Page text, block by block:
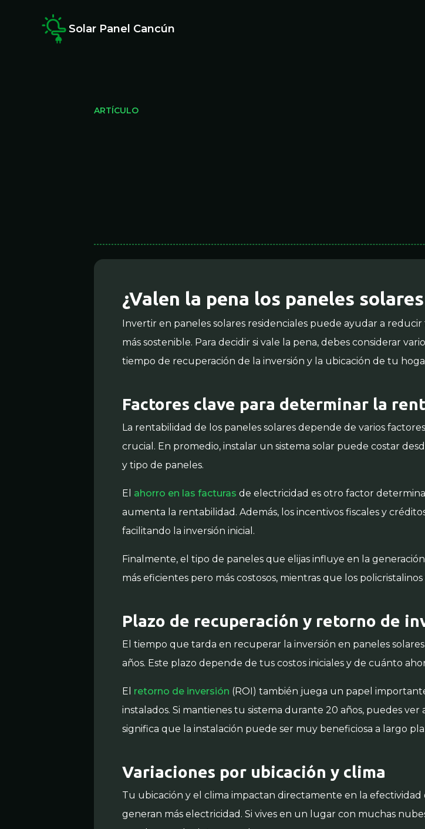
Solar Panel Cancún
ARTÍCULO
¿Valen la pena los paneles
Invertir en paneles solares residenciales puede ayudar a
más sostenible. Para decidir si vale la pena, debes considerar
tiempo de recuperación de la inversión y la ubicación de tu
Factores clave para determinar la
La rentabilidad de los paneles solares depende de varios
crucial. En promedio, instalar un sistema solar puede costar
y tipo de paneles.
El ahorro en las facturas de electricidad es otro factor
aumenta la rentabilidad. Además, los incentivos fiscales y
facilitando la inversión inicial.
Finalmente, el tipo de paneles que elijas influye en la
más eficientes pero más costosos, mientras que los
Plazo de recuperación y retorno de
El tiempo que tarda en recuperar la inversión en paneles
años. Este plazo depende de tus costos iniciales y de cuánto
El retorno de inversión (ROI) también juega un papel
instalados. Si mantienes tu sistema durante 20 años, puedes
significa que la instalación puede ser muy beneficiosa a largo
Variaciones por ubicación y clima
Tu ubicación y el clima impactan directamente en la efectividad
generan más electricidad. Si vives en un lugar con muchas